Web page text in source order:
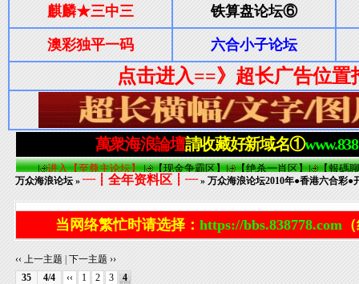
万众海浪论坛 »┈┋全年资料区┋┈» 万众海浪论坛2010年●香港六合彩
当网络繁忙时请选择： https://bbs.838778.com
‹‹ 上一主题 |下一主题 ››
35
4/4 ‹‹ 1 2 3
4